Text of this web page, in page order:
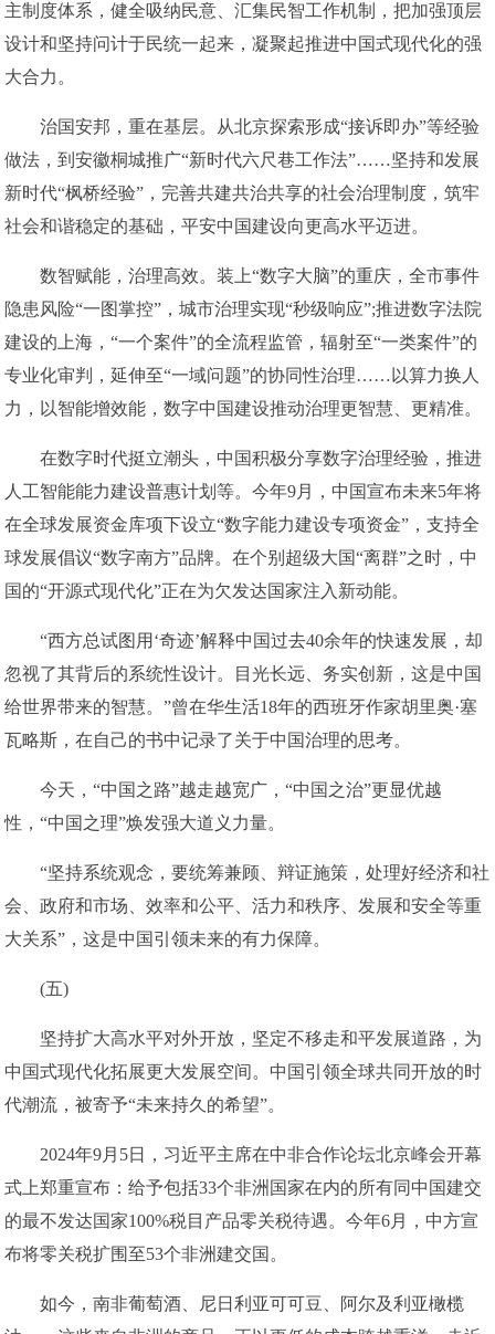
主制度体系，健全吸纳民意、汇集民智工作机制，把加强顶层
设计和坚持问计于民统一起来，凝聚起推进中国式现代化的强
大合力。
治国安邦，重在基层。从北京探索形成“接诉即办”等经验
做法，到安徽桐城推广“新时代六尺巷工作法”……坚持和发展
新时代“枫桥经验”，完善共建共治共享的社会治理制度，筑牢
社会和谐稳定的基础，平安中国建设向更高水平迈进。
数智赋能，治理高效。装上“数字大脑”的重庆，全市事件
隐患风险“一图掌控”，城市治理实现“秒级响应”;推进数字法院
建设的上海，“一个案件”的全流程监管，辐射至“一类案件”的
专业化审判，延伸至“一域问题”的协同性治理……以算力换人
力，以智能增效能，数字中国建设推动治理更智慧、更精准。
在数字时代挺立潮头，中国积极分享数字治理经验，推进
人工智能能力建设普惠计划等。今年9月，中国宣布未来5年将
在全球发展资金库项下设立“数字能力建设专项资金”，支持全
球发展倡议“数字南方”品牌。在个别超级大国“离群”之时，中
国的“开源式现代化”正在为欠发达国家注入新动能。
“西方总试图用‘奇迹’解释中国过去40余年的快速发展，却
忽视了其背后的系统性设计。目光长远、务实创新，这是中国
给世界带来的智慧。”曾在华生活18年的西班牙作家胡里奥·塞
瓦略斯，在自己的书中记录了关于中国治理的思考。
今天，“中国之路”越走越宽广，“中国之治”更显优越
性，“中国之理”焕发强大道义力量。
“坚持系统观念，要统筹兼顾、辩证施策，处理好经济和社
会、政府和市场、效率和公平、活力和秩序、发展和安全等重
大关系”，这是中国引领未来的有力保障。
(五)
坚持扩大高水平对外开放，坚定不移走和平发展道路，为
中国式现代化拓展更大发展空间。中国引领全球共同开放的时
代潮流，被寄予“未来持久的希望”。
2024年9月5日，习近平主席在中非合作论坛北京峰会开幕
式上郑重宣布：给予包括33个非洲国家在内的所有同中国建交
的最不发达国家100%税目产品零关税待遇。今年6月，中方宣
布将零关税扩围至53个非洲建交国。
如今，南非葡萄酒、尼日利亚可可豆、阿尔及利亚橄榄